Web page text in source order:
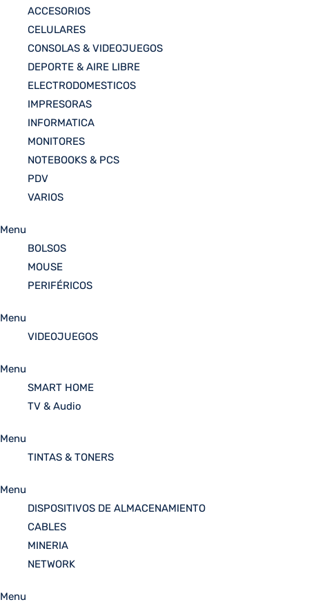
ACCESORIOS
CELULARES
CONSOLAS & VIDEOJUEGOS
DEPORTE & AIRE LIBRE
ELECTRODOMESTICOS
IMPRESORAS
INFORMATICA
MONITORES
NOTEBOOKS & PCS
PDV
VARIOS
Menu
BOLSOS
MOUSE
PERIFÉRICOS
Menu
VIDEOJUEGOS
Menu
SMART HOME
TV & Audio
Menu
TINTAS & TONERS
Menu
DISPOSITIVOS DE ALMACENAMIENTO
CABLES
MINERIA
NETWORK
Menu